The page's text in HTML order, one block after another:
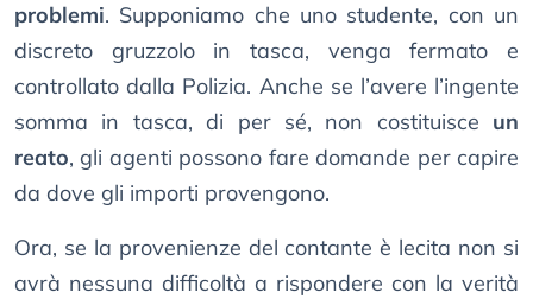
problemi. Supponiamo che uno studente, con un
discreto gruzzolo in tasca, venga fermato e
controllato dalla Polizia. Anche se l’avere l’ingente
somma in tasca, di per sé, non costituisce un
reato, gli agenti possono fare domande per capire
da dove gli importi provengono.
Ora, se la provenienze del contante è lecita non si
avrà nessuna difficoltà a rispondere con la verità